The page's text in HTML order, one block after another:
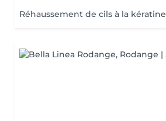
Réhaussement de cils à la kératine